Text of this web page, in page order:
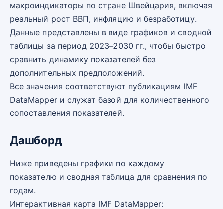
макроиндикаторы по стране Швейцария, включая
реальный рост ВВП, инфляцию и безработицу.
Данные представлены в виде графиков и сводной
таблицы за период 2023–2030 гг., чтобы быстро
сравнить динамику показателей без
дополнительных предположений.
Все значения соответствуют публикациям IMF
DataMapper и служат базой для количественного
сопоставления показателей.
Дашборд
Ниже приведены графики по каждому
показателю и сводная таблица для сравнения по
годам.
Интерактивная карта IMF DataMapper: